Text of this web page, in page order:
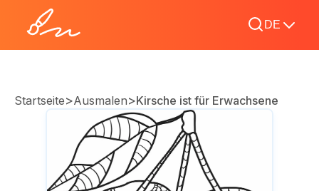
DE
Startseite>Ausmalen>Kirsche ist für Erwachsene